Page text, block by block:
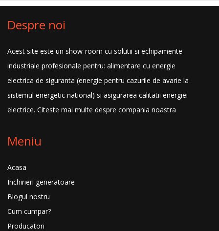
Despre noi
Acest site este un show-room cu solutii si echipamente
industriale profesionale pentru: alimentare cu energie
electrica de siguranta (energie pentru cazurile de avarie la
sistemul energetic national) si asigurarea calitatii energiei
electrice. Citeste mai multe despre compania noastra
Meniu
Acasa
Inchirieri generatoare
Blogul nostru
Cum cumpar?
Producatori